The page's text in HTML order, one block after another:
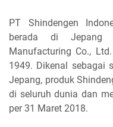
PT Shindengen
berada di Jepang
Manufacturing Co.,
1949. Dikenal sebagai
Jepang, produk
di seluruh dunia dan
per 31 Maret 2018.